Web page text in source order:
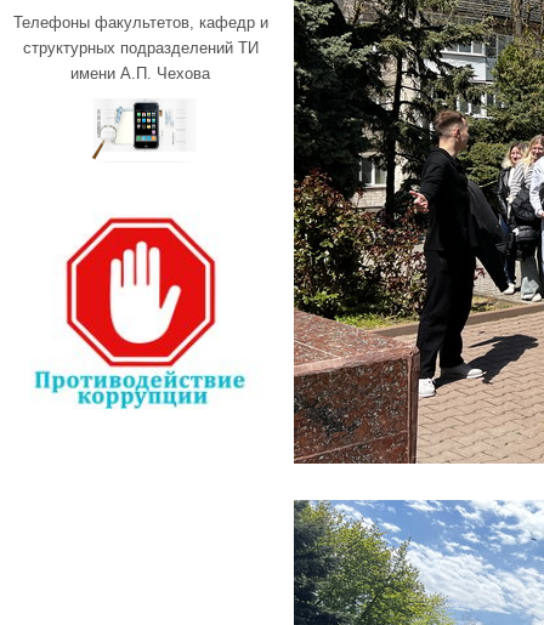
Телефоны факультетов, кафедр и
структурных подразделений ТИ
имени А.П. Чехова